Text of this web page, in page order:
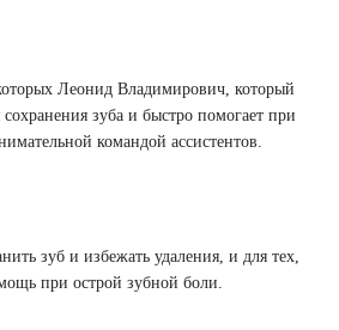
Леонид Владимирович, который
зуба и быстро помогает при
командой ассистентов.
зуб и избежать удаления, и для тех,
при острой зубной боли.